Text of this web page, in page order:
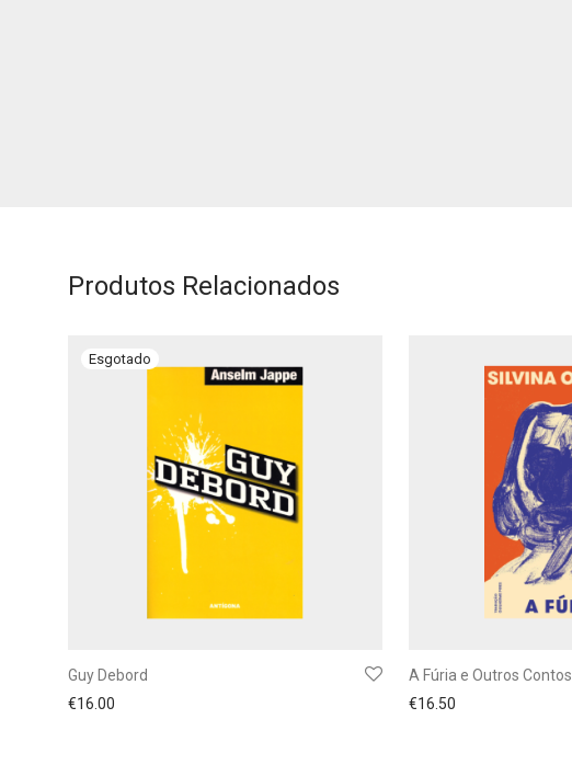
Produtos Relacionados
Guy Debord
€16.00
A Fúria e Outros Contos
€16.50